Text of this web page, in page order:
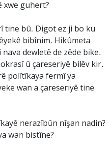
xwe guhert?
tine bû. Digot ez ji bo ku
bibînim. Hikûmeta
nava dewletê de zêde bike.
û çareseriyê bilêv kir.
polîtîkaya fermî ya
wan a çareseriyê tine
nerazîbûn nîşan nadin?
wan bistîne?